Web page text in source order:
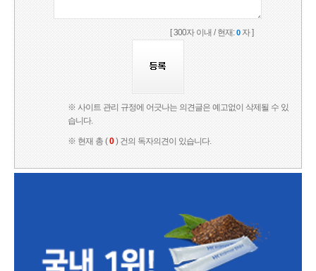
[ 300자 이내 / 현재:0자 ]
※ 사이트 관리 규정에 어긋나는 의견글은 예고없이 삭제될 수 있
습니다.
※ 현재 총 (0) 건의 독자의견이 있습니다.